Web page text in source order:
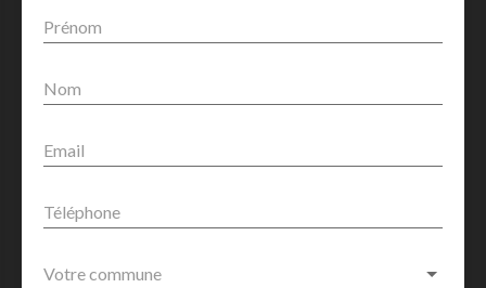
Prénom
Nom
Email
Téléphone
Votre commune